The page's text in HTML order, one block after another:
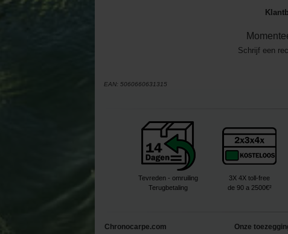
Schrijf een
EAN: 5060660631315
Tevreden - omruiling
Terugbetaling
3X 4X toll-free
de 90 a 2500€²
Chronocarpe.com
Onze